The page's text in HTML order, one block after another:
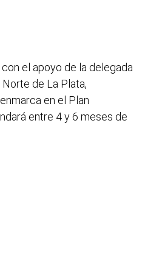
el apoyo de la delegada
de La Plata,
en el Plan
entre 4 y 6 meses de